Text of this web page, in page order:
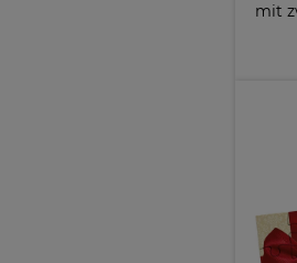
mit